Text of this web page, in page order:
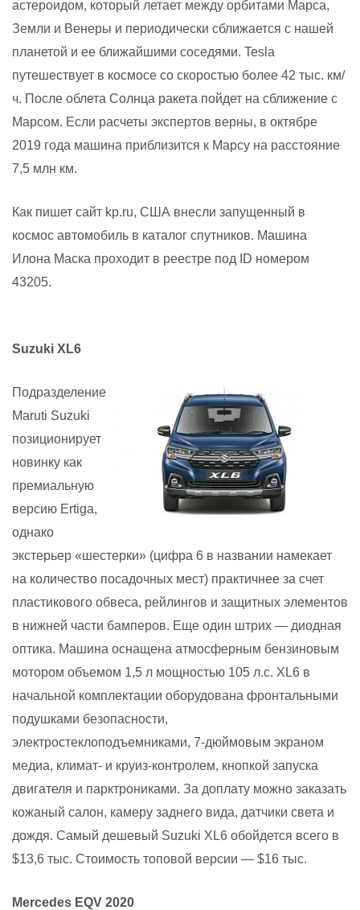
астероидом, который летает между орбитами Марса,
Земли и Венеры и периодически сближается с нашей
планетой и ее ближайшими соседями. Tesla
путешествует в космосе со скоростью более 42 тыс. км/
ч. После облета Солнца ракета пойдет на сближение с
Марсом. Если расчеты экспертов верны, в октябре
2019 года машина приблизится к Марсу на расстояние
7,5 млн км.
Как пишет сайт kp.ru, США внесли запущенный в
космос автомобиль в каталог спутников. Машина
Илона Маска проходит в реестре под ID номером
43205.
Suzuki XL6
Подразделение
Maruti Suzuki
позиционирует
новинку как
премиальную
версию Ertiga,
однако
экстерьер «шестерки» (цифра 6 в названии намекает
на количество посадочных мест) практичнее за счет
пластикового обвеса, рейлингов и защитных элементов
в нижней части бамперов. Еще один штрих — диодная
оптика. Машина оснащена атмосферным бензиновым
мотором объемом 1,5 л мощностью 105 л.с. XL6 в
начальной комплектации оборудована фронтальными
подушками безопасности,
электростеклоподъемниками, 7-дюймовым экраном
медиа, климат- и круиз-контролем, кнопкой запуска
двигателя и парктрониками. За доплату можно заказать
кожаный салон, камеру заднего вида, датчики света и
дождя. Самый дешевый Suzuki XL6 обойдется всего в
$13,6 тыс. Стоимость топовой версии — $16 тыс.
Mercedes EQV 2020